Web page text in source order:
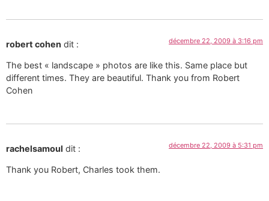
robert cohen dit : décembre 22, 2009 à 3:16 pm
The best « landscape » photos are like this. Same place but
different times. They are beautiful. Thank you from Robert
Cohen
rachelsamoul dit : décembre 22, 2009 à 5:31 pm
Thank you Robert, Charles took them.